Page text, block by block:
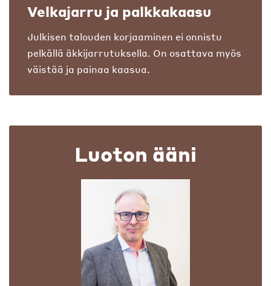
Velkajarru ja palkkakaasu
Julkisen talouden korjaaminen ei onnistu
pelkällä äkkijarrutuksella. On osattava myös
väistää ja painaa kaasua.
Luoton ääni